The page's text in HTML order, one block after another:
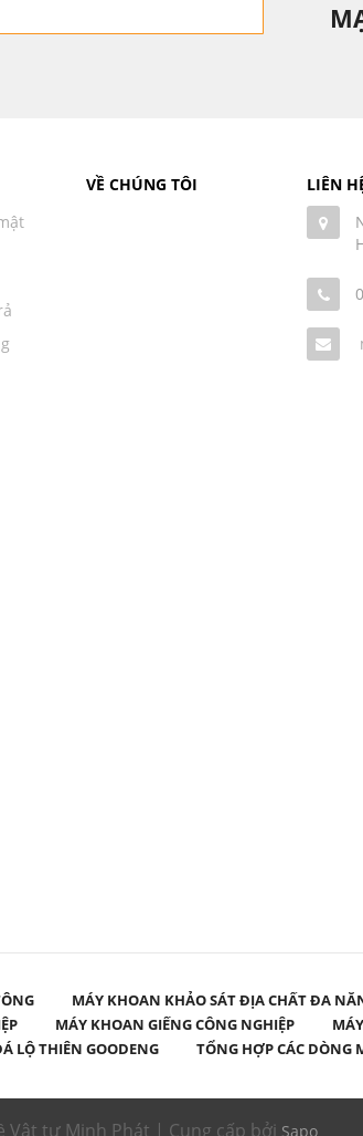
VỀ CHÚNG TÔI
LIÊN
MÁY KHOAN KHẢO SÁT ĐỊA CHẤT ĐA
MÁY KHOAN GIẾNG CÔNG NGHIỆP
LỘ THIÊN GOODENG TỔNG HỢP CÁC DÒNG
Vật tư Minh Phát | Cung cấp bởi Sapo